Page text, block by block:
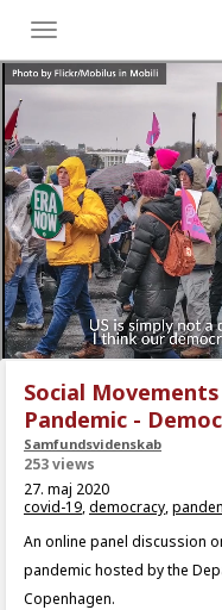
Toggle
menu
Social
Pandemic -
Samfundsvidenskab
253 views
27. maj 2020
covid-19,democracy,
An online panel discussion
pandemic hosted by the
Copenhagen.